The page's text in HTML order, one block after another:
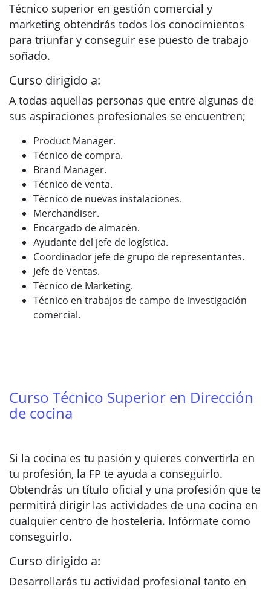
Técnico superior en gestión comercial y
marketing obtendrás todos los conocimientos
para triunfar y conseguir ese puesto de trabajo
soñado.
Curso dirigido a:
A todas aquellas personas que entre algunas de
sus aspiraciones profesionales se encuentren;
Product Manager.
Técnico de compra.
Brand Manager.
Técnico de venta.
Técnico de nuevas instalaciones.
Merchandiser.
Encargado de almacén.
Ayudante del jefe de logística.
Coordinador jefe de grupo de representantes.
Jefe de Ventas.
Técnico de Marketing.
Técnico en trabajos de campo de investigación
comercial.
Curso Técnico Superior en Dirección
de cocina
Si la cocina es tu pasión y quieres convertirla en
tu profesión, la FP te ayuda a conseguirlo.
Obtendrás un título oficial y una profesión que te
permitirá dirigir las actividades de una cocina en
cualquier centro de hostelería. Infórmate como
conseguirlo.
Curso dirigido a:
Desarrollarás tu actividad profesional tanto en